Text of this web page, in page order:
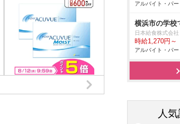
アルバイト・パ
横浜市の学校
日本給食株式会社
時給1,270円～
アルバイト・パ
人